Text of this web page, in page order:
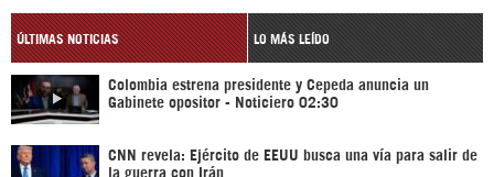
ÚLTIMAS NOTICIAS LO MÁS LEÍDO
Colombia estrena presidente y Cepeda anuncia un
Gabinete opositor - Noticiero 02:30
CNN revela: Ejército de EEUU busca una vía para salir de
la guerra con Irán